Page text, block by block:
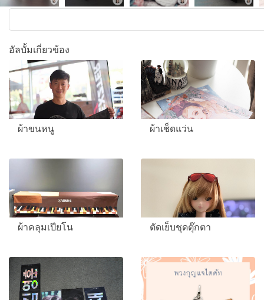
อัลบั้มเกี่ยวข้อง
ผ้าขนหนู ผ้าเช็ดแว่น
ผ้าคลุมเปียโน ตัดเย็บชุดตุ๊กตา